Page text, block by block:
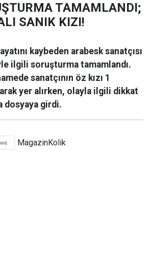
TAMAMLANDI;
SANIK KIZI!
kaybeden arabesk sanatçısı
ilgili soruşturma tamamlandı.
sanatçının öz kızı 1
yer alırken, olayla ilgili dikkat
dosyaya girdi.
MagazinKolik